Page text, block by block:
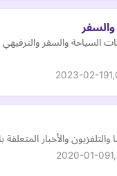
السياحة والسفر
2023-02-19
والأخبار المتعلقة
2020-01-09